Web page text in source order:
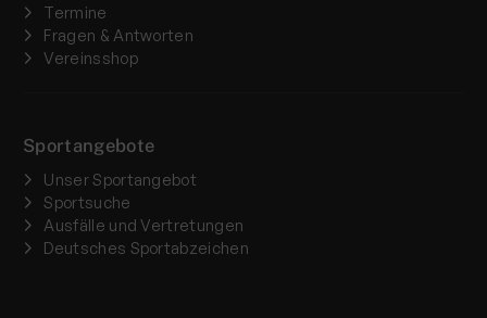
Termine
Fragen & Antworten
Vereinsshop
Sportangebote
Unser Sportangebot
Sportsuche
Ausfälle und Vertretungen
Deutsches Sportabzeichen